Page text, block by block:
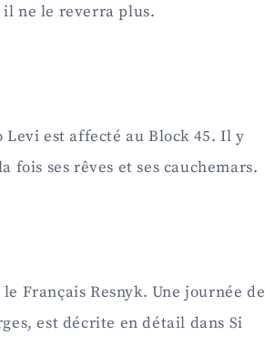
il ne le reverra plus.
est affecté au Block 45. Il y
ses rêves et ses cauchemars.
Français Resnyk. Une journée de
est décrite en détail dans Si